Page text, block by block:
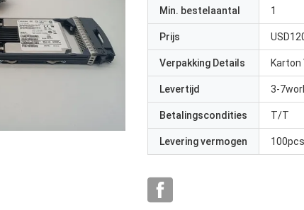
Min. bestelaantal 1
Prijs
Verpakking Details Karton
Levertijd 3-
Betalingscondities T/T
Levering vermogen